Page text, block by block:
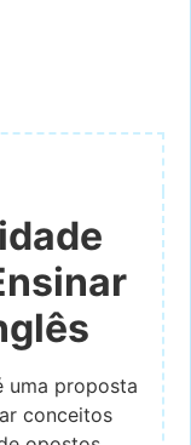
uma proposta
conceitos